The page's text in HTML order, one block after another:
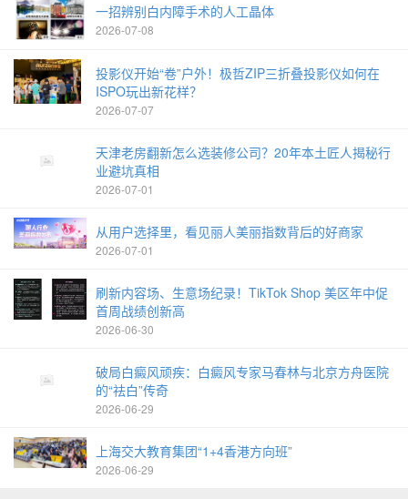
一招辨别白内障手术的人工晶体
2026-07-08
投影仪开始“卷”户外！极哲ZIP三折叠投影仪如何在
ISPO玩出新花样？
2026-07-07
天津老房翻新怎么选装修公司？20年本土匠人揭秘行
业避坑真相
2026-07-01
从用户选择里，看见丽人美丽指数背后的好商家
2026-07-01
刷新内容场、生意场纪录！TikTok Shop 美区年中促
首周战绩创新高
2026-06-30
破局白癜风顽疾：白癜风专家马春林与北京方舟医院
的“祛白”传奇
2026-06-29
上海交大教育集团“1+4香港方向班”
2026-06-29